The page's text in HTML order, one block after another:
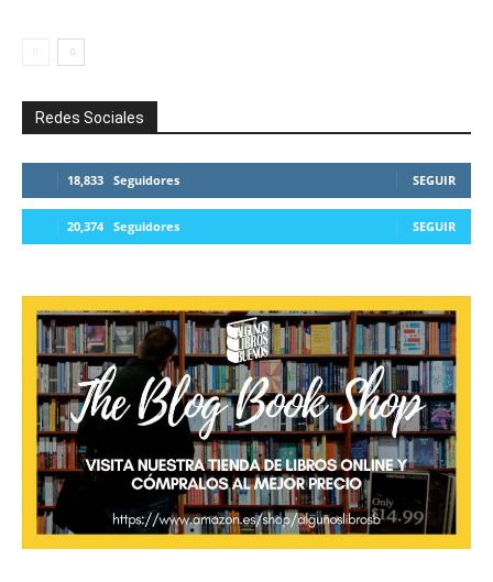
Redes Sociales
18,833 Seguidores SEGUIR
20,374 Seguidores SEGUIR